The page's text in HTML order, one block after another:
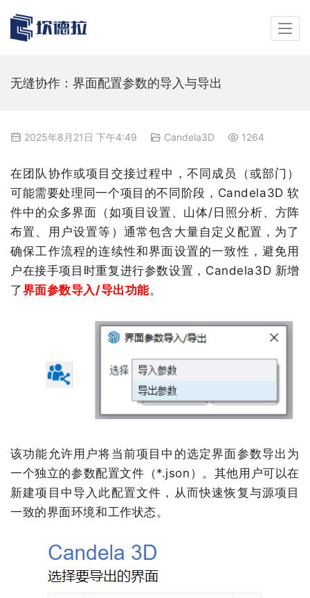
无缝协作：界面配置参数的导入与导出
2025年8月21日 下午4:49 Candela3D 1264
在团队协作或项目交接过程中，不同成员（或部门）
可能需要处理同一个项目的不同阶段， Candela3D 软
件中的众多界面（如项目设置、山体/ 日照分析、方阵
布置、用户设置等）通常包含大量自定义配置，为了
确保工作流程的连续性和界面设置的一致性，避免用
户在接手项目时重复进行参数设置， Candela3D 新增
了界面参数导入/导出功能。
该功能允许用户将当前项目中的选定界面参数导出为
一个独立的参数配置文件（*.json ）。其他用户可以在
新建项目中导入此配置文件，从而快速恢复与源项目
一致的界面环境和工作状态。